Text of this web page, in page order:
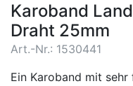
Karoband
Draht 25mm
Art.-Nr.: 1530441
Ein Karoband mit